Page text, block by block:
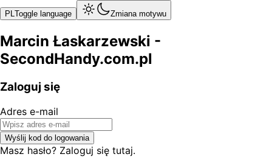
PLToggle language Zmiana motywu
Marcin Łaskarzewski -
SecondHandy.com.pl
Zaloguj się
Adres e-mail
Wyślij kod do logowania
Masz hasło? Zaloguj się tutaj.